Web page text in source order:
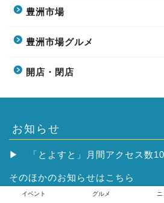
豊洲市場
豊洲市場グルメ
開店・閉店
お知らせ
▶ 「とよすと」月間アクセス数
そのほかのお知らせはこちら
イベント グルメ